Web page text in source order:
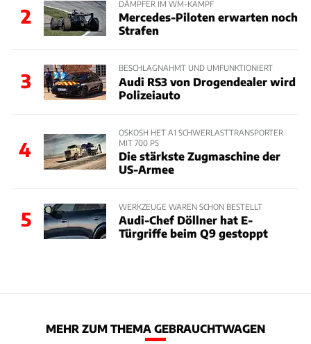
2
DÄMPFER IM WM-KAMPF
Mercedes-Piloten erwarten noch
Strafen
3
BESCHLAGNAHMT UND UMFUNKTIONIERT
Audi RS3 von Drogendealer wird
Polizeiauto
4
OSKOSH HET A1 SCHWERLASTTRANSPORTER
MIT 700 PS
Die stärkste Zugmaschine der
US-Armee
5
WERKZEUGE WAREN SCHON BESTELLT
Audi-Chef Döllner hat E-
Türgriffe beim Q9 gestoppt
MEHR ZUM THEMA GEBRAUCHTWAGEN